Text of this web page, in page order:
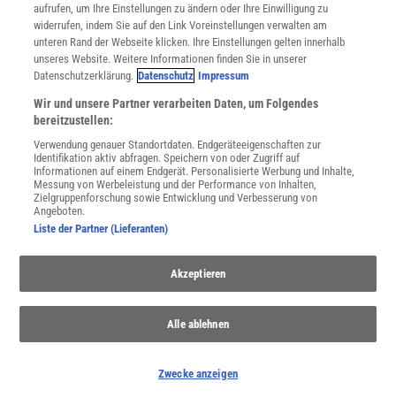
Entdecken Sie die faszinierende Geschichte Europas und die
aufrufen, um Ihre Einstellungen zu ändern oder Ihre Einwilligung zu
widerrufen, indem Sie auf den Link Voreinstellungen verwalten am
unteren Rand der Webseite klicken. Ihre Einstellungen gelten innerhalb
unseres Website. Weitere Informationen finden Sie in unserer
Datenschutzerklärung. Datenschutz Impressum
Wir und unsere Partner verarbeiten Daten, um Folgendes
bereitzustellen:
Verwendung genauer Standortdaten. Endgeräteeigenschaften zur
Identifikation aktiv abfragen. Speichern von oder Zugriff auf
Informationen auf einem Endgerät. Personalisierte Werbung und Inhalte,
Messung von Werbeleistung und der Performance von Inhalten,
Zielgruppenforschung sowie Entwicklung und Verbesserung von
Angeboten.
Liste der Partner (Lieferanten)
Akzeptieren
Alle ablehnen
Zwecke anzeigen